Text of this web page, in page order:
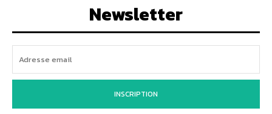
Newsletter
INSCRIPTION